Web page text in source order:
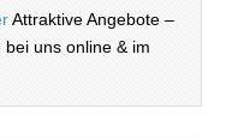
Attraktive Angebote –
uns online & im